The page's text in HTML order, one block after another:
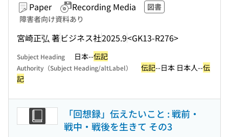
Paper Recording Media
図書
障害者向け資料あり
宮崎正弘 著ビジネス社2025.9<GK13-R276>
Subject Heading 日本--伝記
Authority（Subject Heading/altLabel） 伝記--日本 日本人--伝
記
「回想録」伝えたいこと : 戦前・
戦中・戦後を生きて その3